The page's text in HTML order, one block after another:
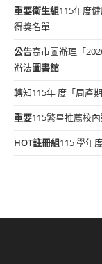
重要衛生組115年度
得獎名單
公告高市圖辦理「
辦法圖書館
轉知115年 度「周產
重要115繁星推薦校
HOT註冊組115 學年